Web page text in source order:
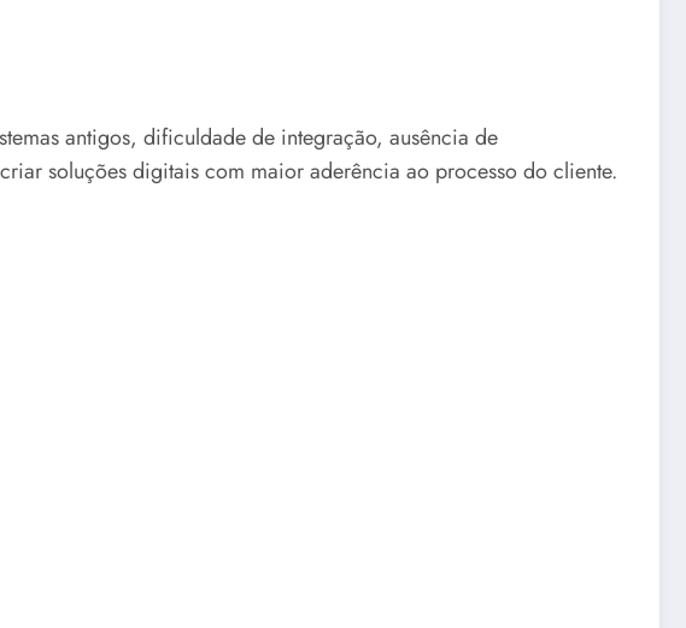
antigos, dificuldade de integração, ausência de
soluções digitais com maior aderência ao processo do cliente.